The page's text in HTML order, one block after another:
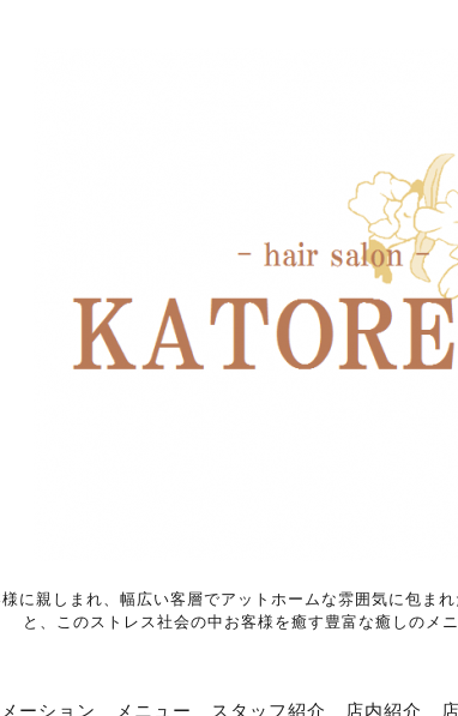
客様に親しまれ、幅広い客層でアットホームな雰囲気に包
と、このストレス社会の中お客様を癒す豊富な癒しのメ
ーション メニュー スタッフ紹介 店内紹介